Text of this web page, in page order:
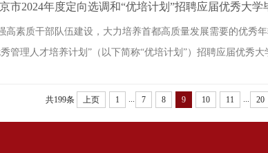
市2024年度定向选调和“优培计划”招聘应届优秀大学
高素质干部队伍建设，大力培养首都高质量发展需要的优秀
管理人才培养计划”（以下简称“优培计划”）招聘应届优秀大
共199条 上页 1 7 8 9 10 11 20